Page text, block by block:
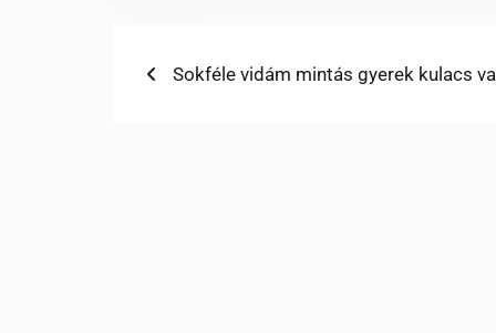
Bejegyzés
Previous
Sokféle vidám mintás gyerek kulacs